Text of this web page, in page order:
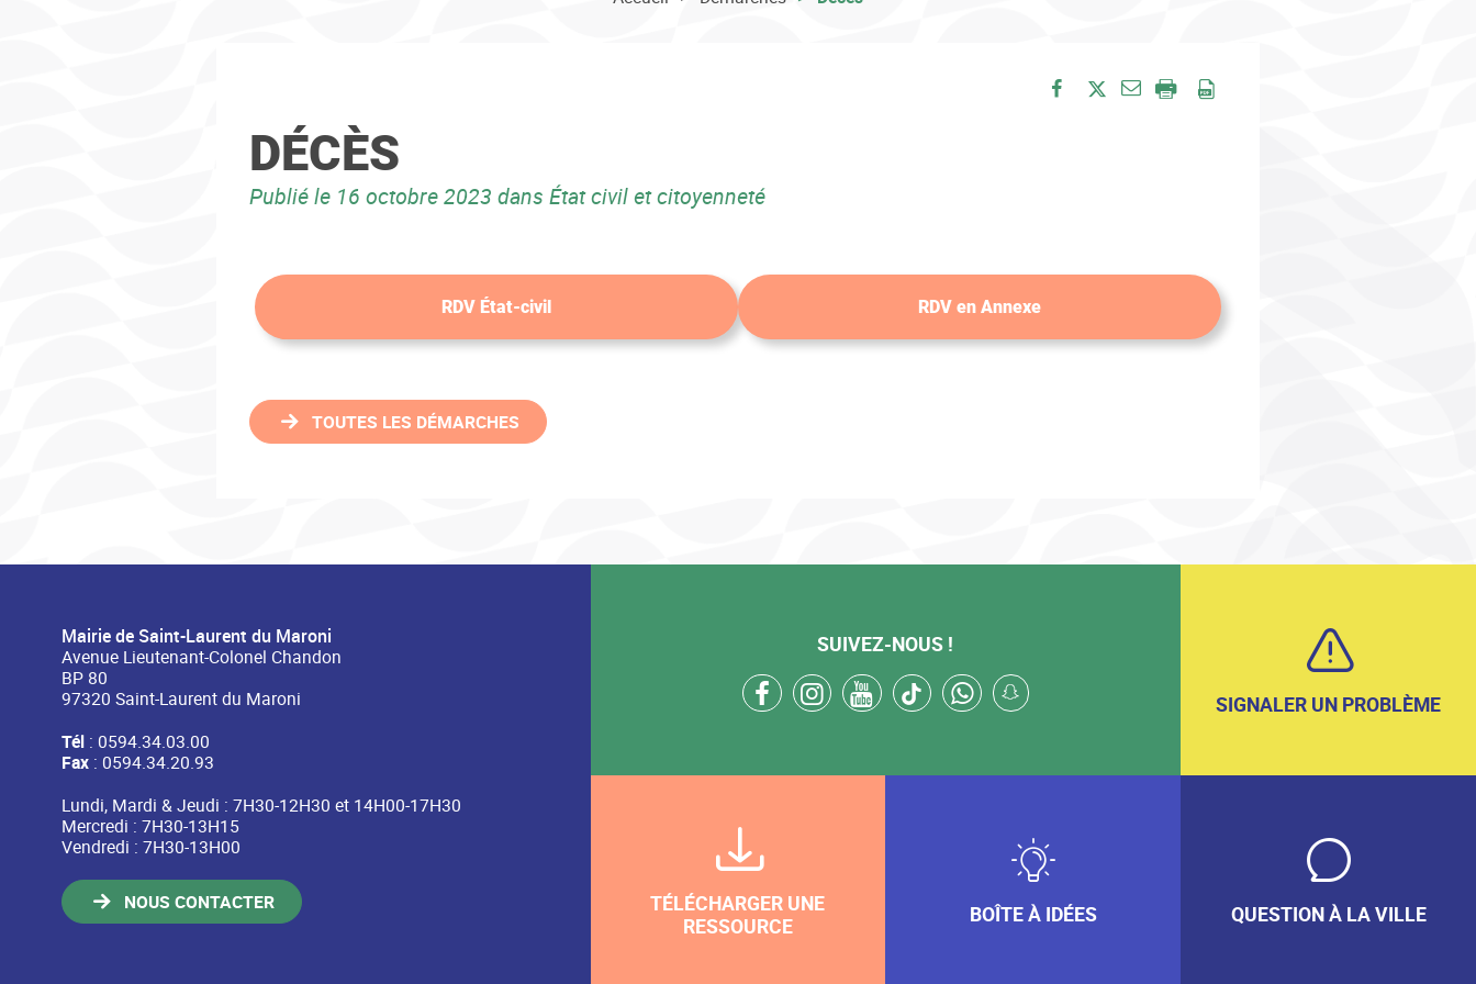
Partager sur Facebook
Partager sur Twitter
Envoyer par e-mail
Imprimer
DÉCÈS
Publié le 16 octobre 2023 dans État civil et citoyenneté
RDV État-civil RDV en Annexe
TOUTES LES DÉMARCHES
Mairie de Saint-Laurent du Maroni
Avenue Lieutenant-Colonel Chandon
BP 80
97320 Saint-Laurent du Maroni
Tél : 0594.34.03.00
Fax : 0594.34.20.93
Lundi, Mardi & Jeudi : 7H30-12H30 et 14H00-17H30
Mercredi : 7H30-13H15
Vendredi : 7H30-13H00
NOUS CONTACTER
SUIVEZ-NOUS !
facebookinstagram
youtube
tiktokwhatsapp
snapchat SIGNALER UN PROBLÈME
TÉLÉCHARGER UNE
RESSOURCE
BOÎTE À IDÉES QUESTION À LA VILLE